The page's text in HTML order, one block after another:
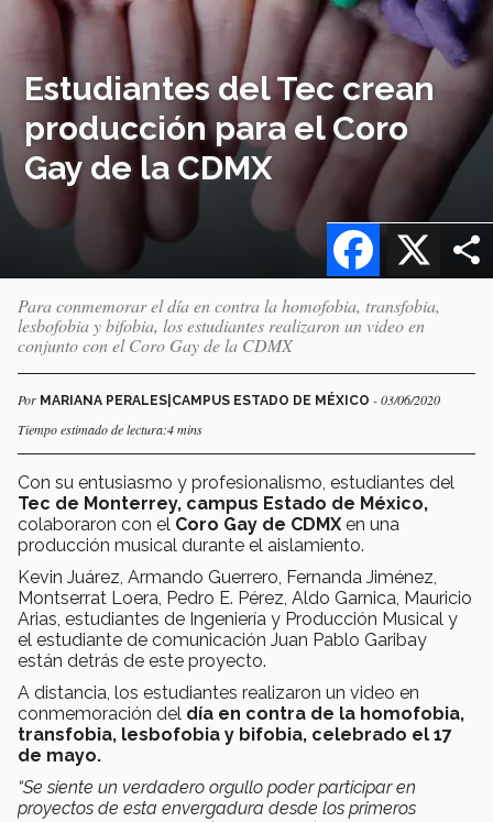
Estudiantes del Tec crean
producción para el Coro
Gay de la CDMX
X
Facebook
Para conmemorar el día en contra la homofobia, transfobia,
lesbofobia y bifobia, los estudiantes realizaron un video en
conjunto con el Coro Gay de la CDMX
Por MARIANA PERALES|CAMPUS ESTADO DE MÉXICO - 03/06/2020
Tiempo estimado de lectura:4 mins
Con su entusiasmo y profesionalismo, estudiantes del
Tec de Monterrey, campus Estado de México,
colaboraron con el Coro Gay de CDMXen una
producción musical durante el aislamiento.
Kevin Juárez, Armando Guerrero, Fernanda Jiménez,
Montserrat Loera, Pedro E. Pérez, Aldo Garnica, Mauricio
Arias, estudiantes de Ingeniería y Producción Musical y
el estudiante de comunicación Juan Pablo Garibay
están detrás de este proyecto.
A distancia, los estudiantes realizaron un video en
conmemoración del día en contra de la homofobia,
transfobia, lesbofobia y bifobia, celebrado el 17
de mayo.
“Se siente un verdadero orgullo poder participar en
proyectos de esta envergadura desde los primeros